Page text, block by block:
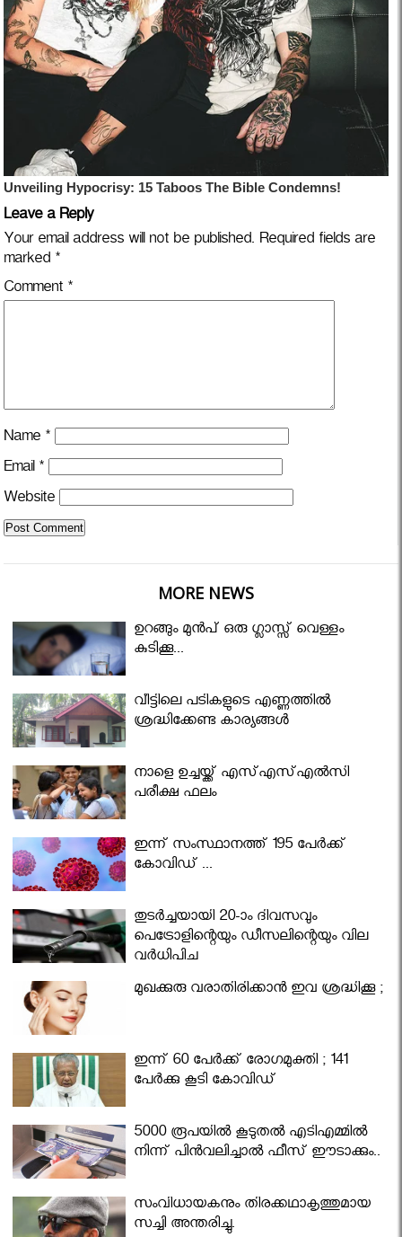
Leave a Reply
Your email address will not be published. Required fields are
marked *
Comment *
Name *
Email *
Website
MORE NEWS
ഉറങ്ങും മുന്‍പ് ഒരു ഗ്ലാസ്സ് വെള്ളം
കുടിക്കൂ...
വീട്ടിലെ പടികളുടെ എണ്ണത്തിൽ
ശ്രദ്ധിക്കേണ്ട കാര്യങ്ങൾ
നാളെ ഉച്ചയ്ക്ക് എസ്എസ്എല്‍സി
പരീക്ഷ ഫലം
ഇന്ന് സംസ്ഥാനത്ത് 195 പേര്‍ക്ക്
കോവിഡ് ...
തുടർച്ചയായി 20-ാം ദിവസവും
പെട്രോളിന്റെയും ഡീസലിന്റെയും വില
വര്‍ധിപ്പിച്ചു
മുഖക്കുരു വരാതിരിക്കാന്‍ ഇവ ശ്രദ്ധിക്കൂ ;
ഇന്ന് 60 പേർക്ക് രോഗമുക്തി ; 141
പേര്‍ക്കു കൂടി കോവിഡ്
5000 രൂപയിൽ കൂടുതൽ എടിഎമ്മിൽ
നിന്ന് പിൻവലിച്ചാൽ ഫീസ് ഈടാക്കും..
സംവിധായകനും തിരക്കഥാകൃത്തുമായ
സച്ചി അന്തരിച്ചു.